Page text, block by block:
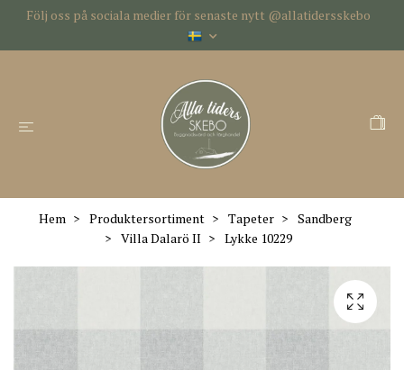
Följ oss på sociala medier för senaste nytt @allatidersskebo
Hem Produktersortiment Tapeter
Sandberg
Villa Dalarö II
Lykke 10229